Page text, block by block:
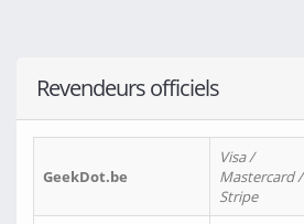
Revendeurs officiels
GeekDot.be
Visa /
Mastercard /
Stripe